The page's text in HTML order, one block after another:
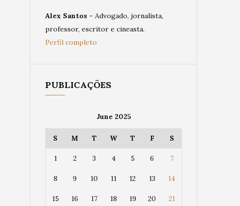
Alex Santos – Advogado, jornalista,
professor, escritor e cineasta.
Perfil completo
PUBLICAÇÕES
June 2025
S M T W T F S
1 2 3 4 5 6 7
8 9 10 11 12 13 14
15 16 17 18 19 20 21